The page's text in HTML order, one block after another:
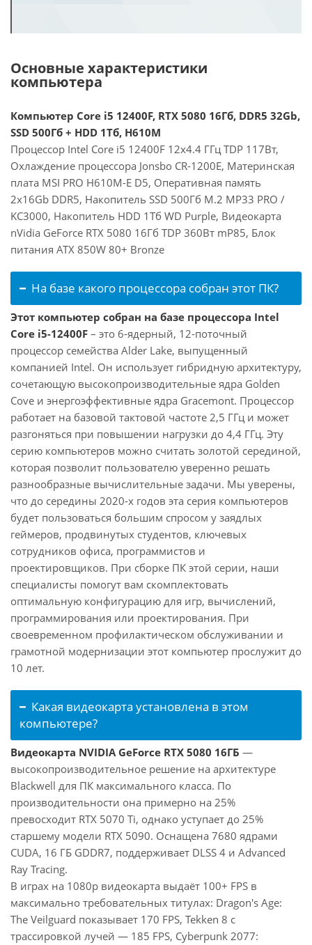
Основные характеристики
компьютера
Компьютер Core i5 12400F, RTX 5080 16Гб, DDR5 32Gb,
SSD 500Гб + HDD 1Тб, H610M
Процессор Intel Core i5 12400F 12x4.4 ГГц TDP 117Вт,
Охлаждение процессора Jonsbo CR-1200E, Материнская
плата MSI PRO H610M-E D5, Оперативная память
2x16Gb DDR5, Накопитель SSD 500Гб M.2 MP33 PRO /
KC3000, Накопитель HDD 1Тб WD Purple, Видеокарта
nVidia GeForce RTX 5080 16Гб TDP 360Вт mP85, Блок
питания ATX 850W 80+ Bronze
На базе какого процессора собран этот ПК?
Этот компьютер собран на базе процессора Intel
Core i5-12400F – это 6-ядерный, 12-поточный
процессор семейства Alder Lake, выпущенный
компанией Intel. Он использует гибридную архитектуру,
сочетающую высокопроизводительные ядра Golden
Cove и энергоэффективные ядра Gracemont. Процессор
работает на базовой тактовой частоте 2,5 ГГц и может
разгоняться при повышении нагрузки до 4,4 ГГц. Эту
серию компьютеров можно считать золотой серединой,
которая позволит пользователю уверенно решать
разнообразные вычислительные задачи. Мы уверены,
что до середины 2020-х годов эта серия компьютеров
будет пользоваться большим спросом у заядлых
геймеров, продвинутых студентов, ключевых
сотрудников офиса, программистов и
проектировщиков. При сборке ПК этой серии, наши
специалисты помогут вам скомплектовать
оптимальную конфигурацию для игр, вычислений,
программирования или проектирования. При
своевременном профилактическом обслуживании и
грамотной модернизации этот компьютер прослужит до
10 лет.
Какая видеокарта установлена в этом
компьютере?
Видеокарта NVIDIA GeForce RTX 5080 16ГБ —
высокопроизводительное решение на архитектуре
Blackwell для ПК максимального класса. По
производительности она примерно на 25%
превосходит RTX 5070 Ti, однако уступает до 25%
старшему модели RTX 5090. Оснащена 7680 ядрами
CUDA, 16 ГБ GDDR7, поддерживает DLSS 4 и Advanced
Ray Tracing.
В играх на 1080p видеокарта выдаёт 100+ FPS в
максимально требовательных титулах: Dragon's Age:
The Veilguard показывает 170 FPS, Tekken 8 с
трассировкой лучей — 185 FPS, Cyberpunk 2077: